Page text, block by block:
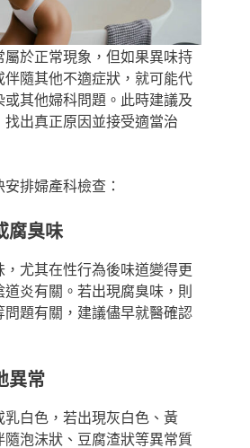
於正常現象，但如果異味持
隨其他不適症狀，就可能代
其他婦科問題。此時建議及
出真正原因並接受適當治
排婦產科檢查：
腐臭味
尤其在性行為後味道變得更
炎有關。若出現腐臭味，則
題有關，建議儘早就醫確認
異常
白色，若出現灰白色、黃
泡沫狀、豆腐渣狀等異常質